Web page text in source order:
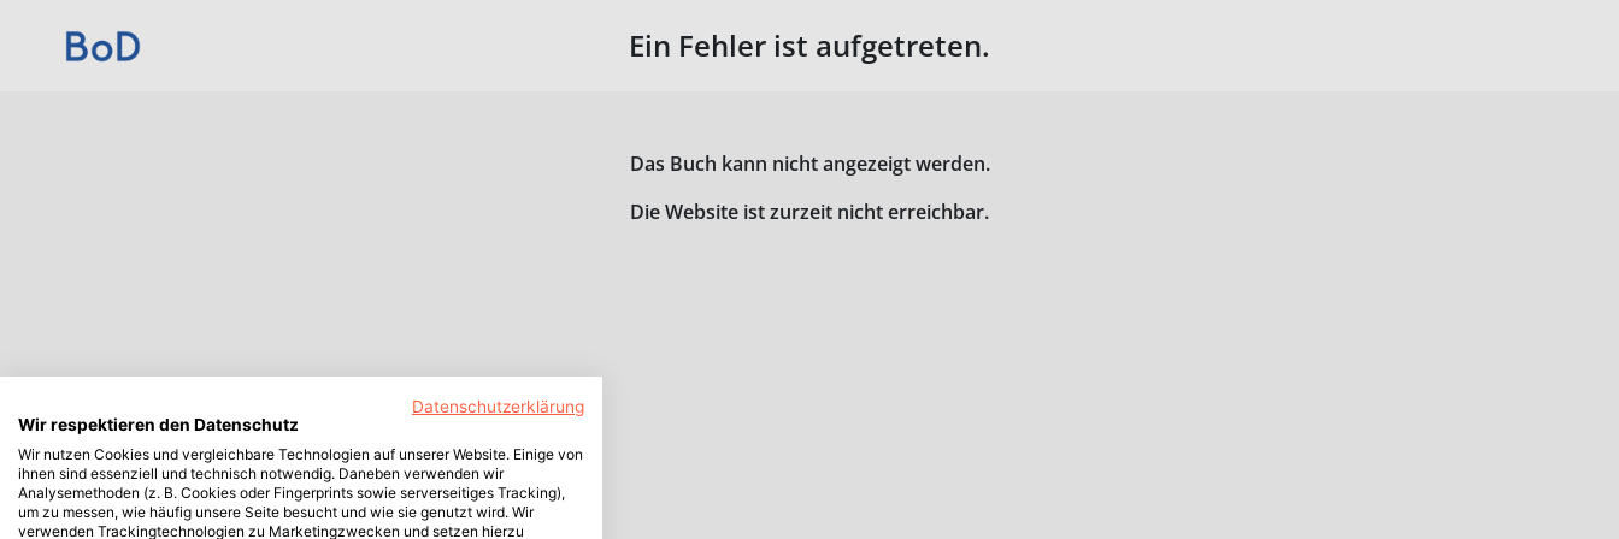
Ein Fehler ist aufgetreten.
Das Buch kann nicht angezeigt werden.
Die Website ist zurzeit nicht erreichbar.
Datenschutzerklärung
Wir respektieren den Datenschutz
Wir nutzen Cookies und vergleichbare Technologien auf unserer Website. Einige von
ihnen sind essenziell und technisch notwendig. Daneben verwenden wir
Analysemethoden (z. B. Cookies oder Fingerprints sowie serverseitiges Tracking),
um zu messen, wie häufig unsere Seite besucht und wie sie genutzt wird. Wir
verwenden Trackingtechnologien zu Marketingzwecken und setzen hierzu